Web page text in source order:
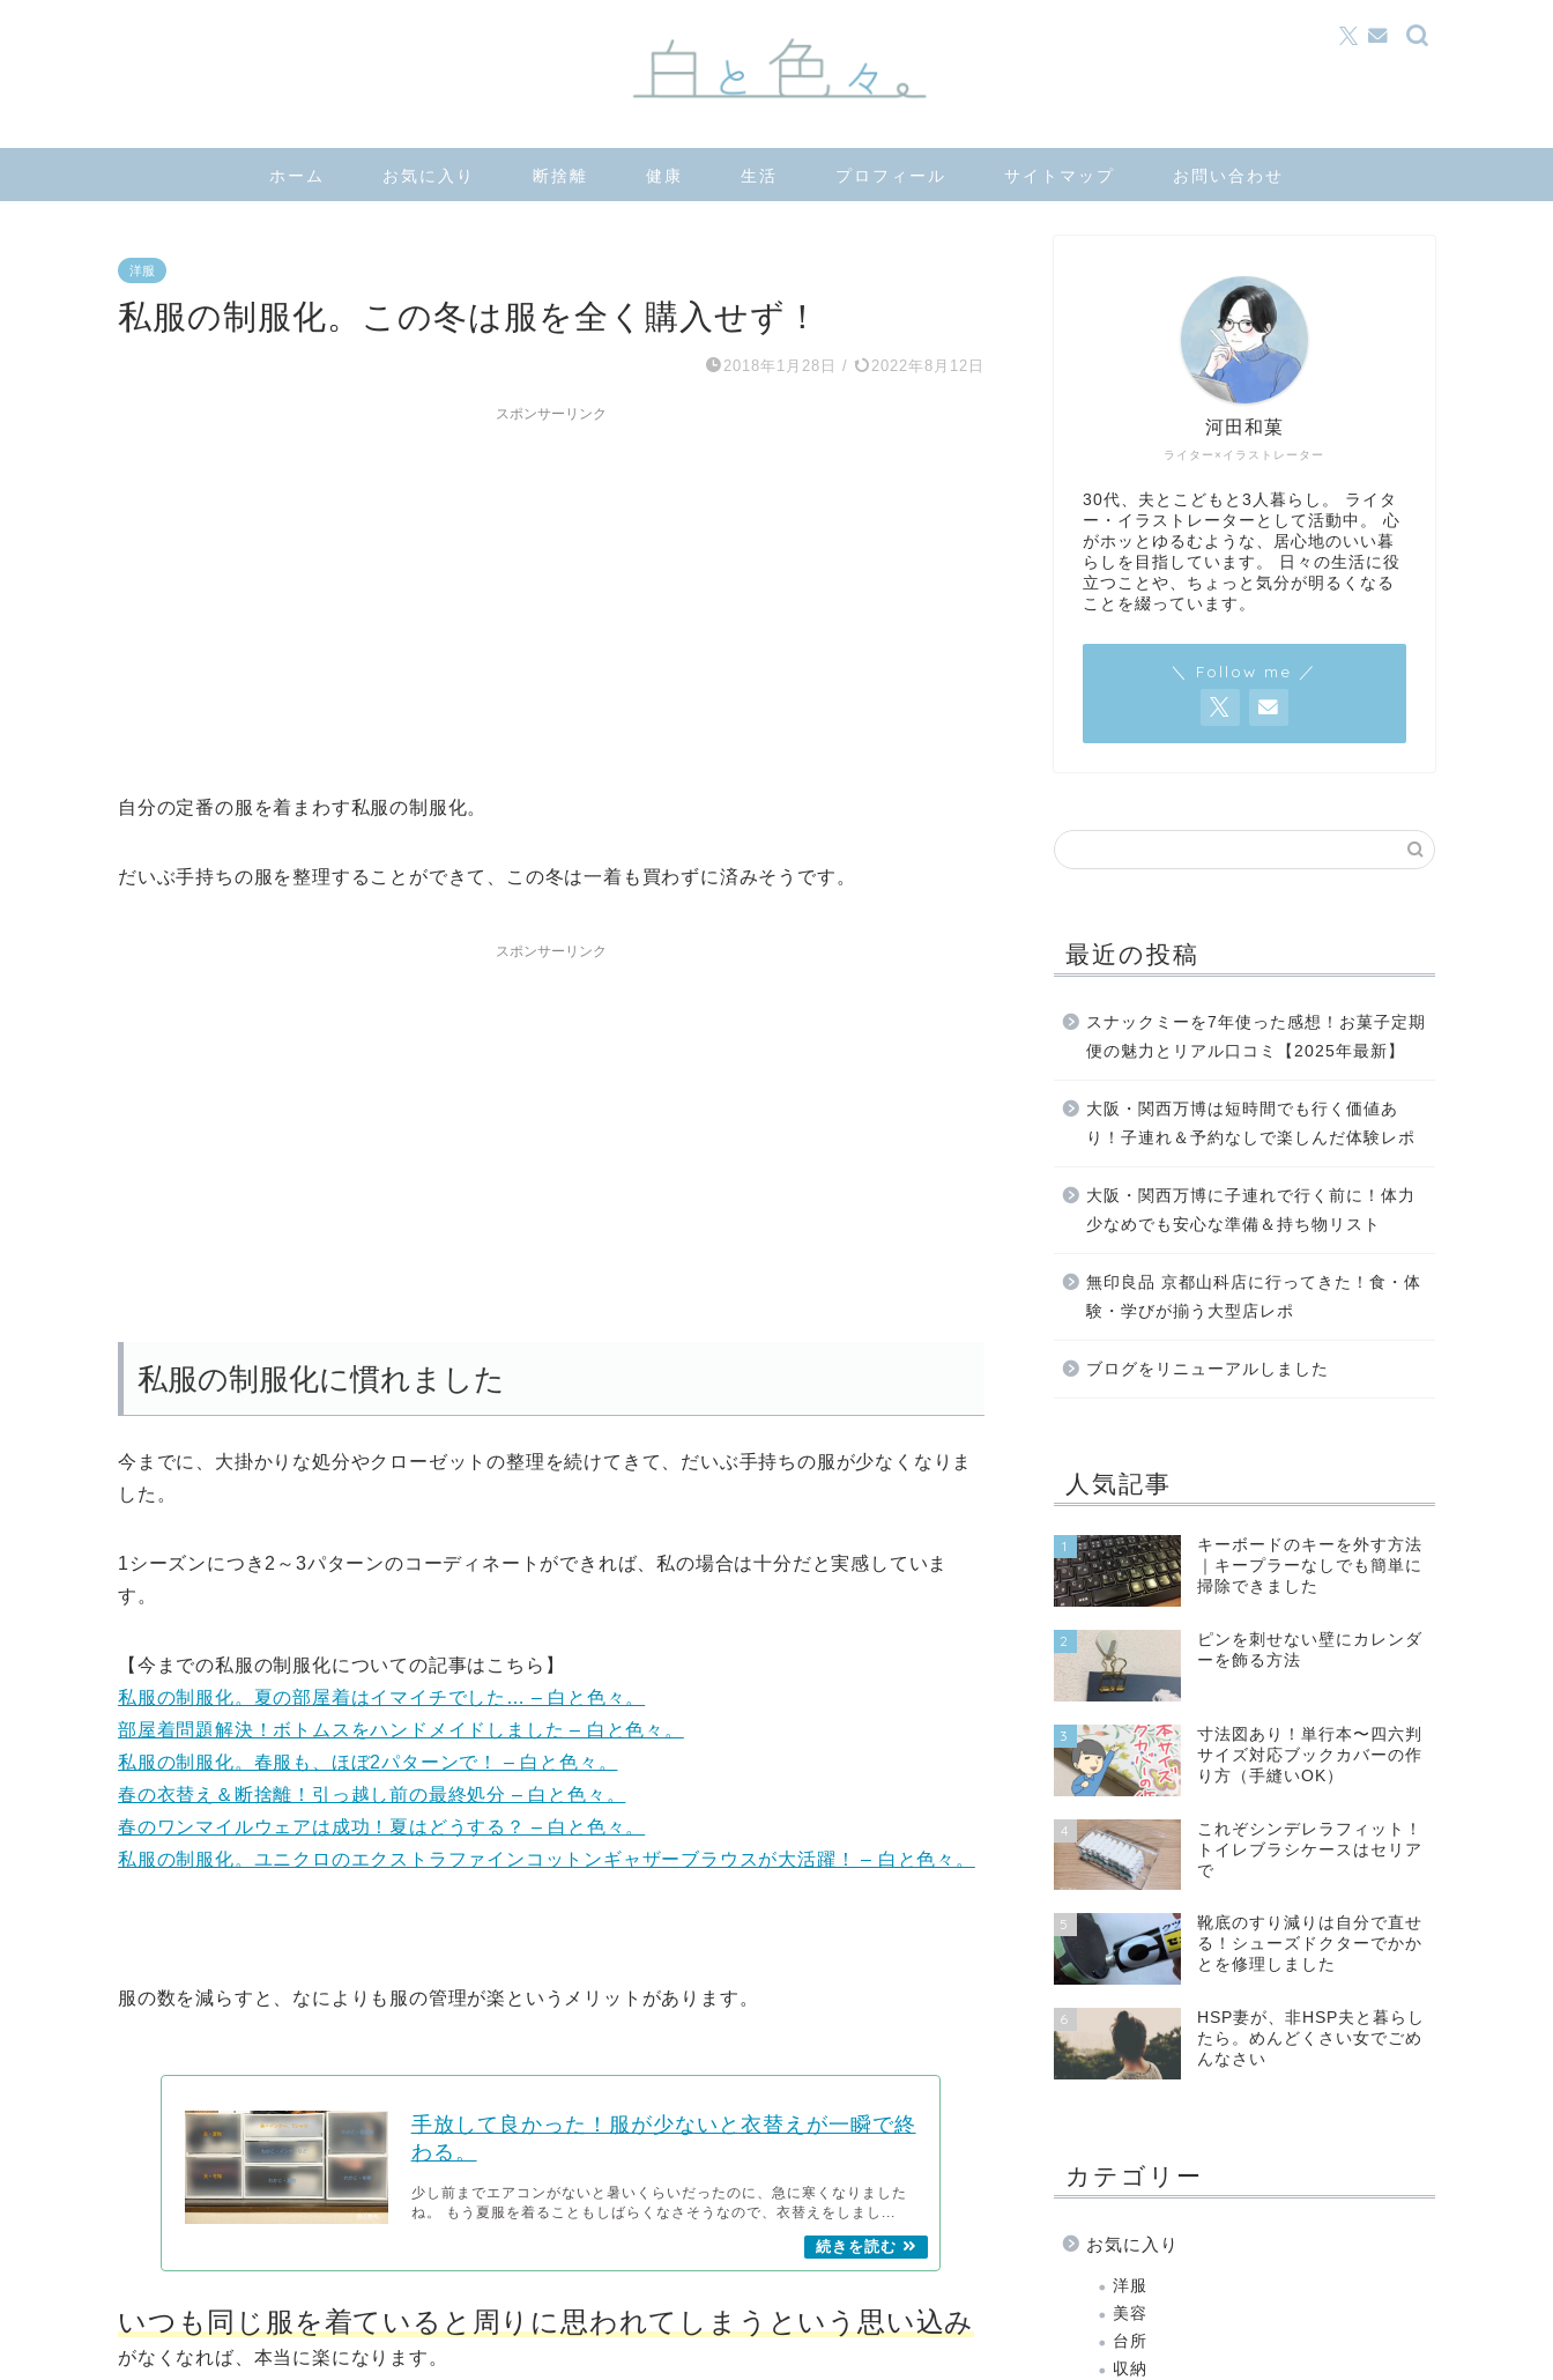
ホーム お気に入り 断捨離 健康 生活 プロフィール サイトマップ お問い合わせ
洋服
私服の制服化。この冬は服を全く購入せず！
2018年1月28日 / 2022年8月12日
スポンサーリンク
自分の定番の服を着まわす私服の制服化。
だいぶ手持ちの服を整理することができて、この冬は一着も買わずに済みそうです。
スポンサーリンク
私服の制服化に慣れました
今までに、大掛かりな処分やクローゼットの整理を続けてきて、だいぶ手持ちの服が少なくなりま
した。
1シーズンにつき2～3パターンのコーディネートができれば、私の場合は十分だと実感していま
す。
【今までの私服の制服化についての記事はこちら】
私服の制服化。夏の部屋着はイマイチでした… – 白と色々。
部屋着問題解決！ボトムスをハンドメイドしました – 白と色々。
私服の制服化。春服も、ほぼ2パターンで！ – 白と色々。
春の衣替え＆断捨離！引っ越し前の最終処分 – 白と色々。
春のワンマイルウェアは成功！夏はどうする？ – 白と色々。
私服の制服化。ユニクロのエクストラファインコットンギャザーブラウスが大活躍！ – 白と色々。
服の数を減らすと、なによりも服の管理が楽というメリットがあります。
手放して良かった！服が少ないと衣替えが一瞬で終
わる。
少し前までエアコンがないと暑いくらいだったのに、急に寒くなりました
ね。 もう夏服を着ることもしばらくなさそうなので、衣替えをしまし...
いつも同じ服を着ていると周りに思われてしまうという思い込み
がなくなれば、本当に楽になります。
ライター×イラストレーター
河田和菓
30代、夫とこどもと3人暮らし。 ライタ
ー・イラストレーターとして活動中。 心
がホッとゆるむような、居心地のいい暮
らしを目指しています。 日々の生活に役
立つことや、ちょっと気分が明るくなる
ことを綴っています。
＼ Follow me ／
最近の投稿
スナックミーを7年使った感想！お菓子定期
便の魅力とリアル口コミ【2025年最新】
大阪・関西万博は短時間でも行く価値あ
り！子連れ＆予約なしで楽しんだ体験レポ
大阪・関西万博に子連れで行く前に！体力
少なめでも安心な準備＆持ち物リスト
無印良品 京都山科店に行ってきた！食・体
験・学びが揃う大型店レポ
ブログをリニューアルしました
人気記事
1
キーボードのキーを外す方法
｜キープラーなしでも簡単に
掃除できました
2
ピンを刺せない壁にカレンダ
ーを飾る方法
3
寸法図あり！単行本〜四六判
サイズ対応ブックカバーの作
り方（手縫いOK）
4
これぞシンデレラフィット！
トイレブラシケースはセリア
で
5
靴底のすり減りは自分で直せ
る！シューズドクターでかか
とを修理しました
6
HSP妻が、非HSP夫と暮らし
たら。めんどくさい女でごめ
んなさい
カテゴリー
お気に入り
洋服
美容
台所
収納